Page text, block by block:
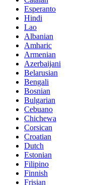
Esperanto
Hindi
Lao
Albanian
Amharic
Armenian
Azerbaijani
Belarusian
Bengali
Bosnian
Bulgarian
Cebuano
Chichewa
Corsican
Croatian
Dutch
Estonian
Filipino
Finnish
Frisian